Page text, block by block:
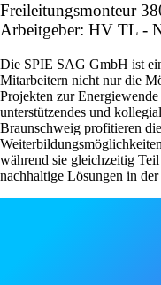
Freileitungsmonteur
Arbeitgeber: HV TL -
Die SPIE SAG GmbH ist
Mitarbeitern nicht nur die
Projekten zur
unterstützendes und
Braunschweig profitieren
während sie gleichzeitig
nachhaltige Lösungen in